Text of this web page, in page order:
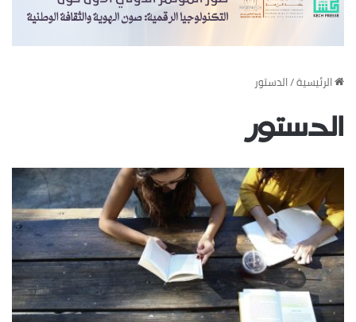
‏الرئيسية/الدستور
الدستور